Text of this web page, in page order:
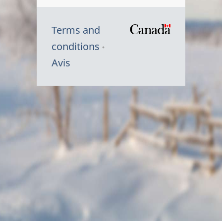
Terms and
conditions
Avis
Symbole
Canada